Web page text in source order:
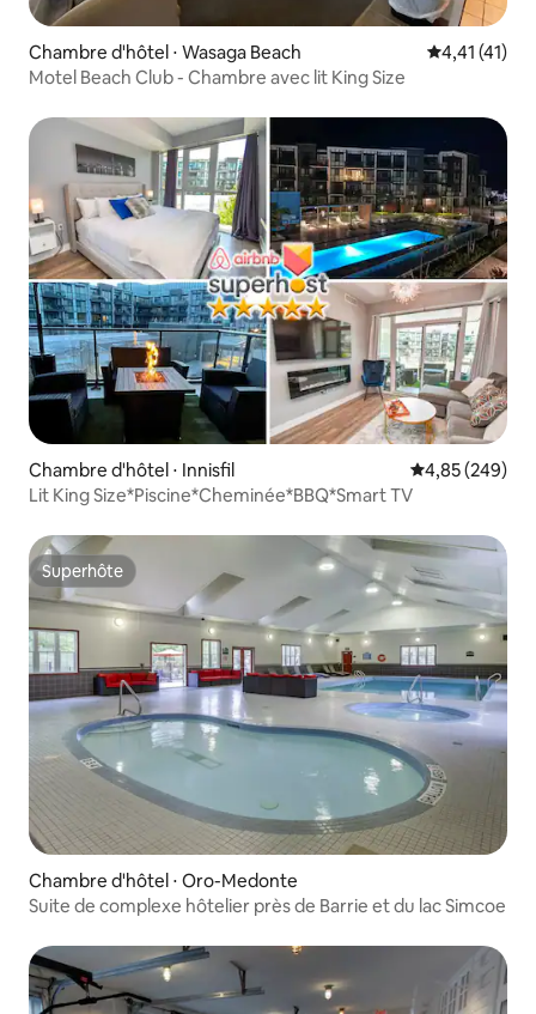
Chambre d'hôtel ⋅ Wasaga Beach Évaluation
4,41 (41)
Motel Beach Club - Chambre avec lit King Size
Chambre d'hôtel ⋅ Innisfil Évaluation
4,85 (249)
Lit King Size*Piscine*Cheminée*BBQ*Smart TV
Superhôte
Superhôte
Chambre d'hôtel ⋅ Oro-Medonte
Suite de complexe hôtelier près de Barrie et du lac Simcoe